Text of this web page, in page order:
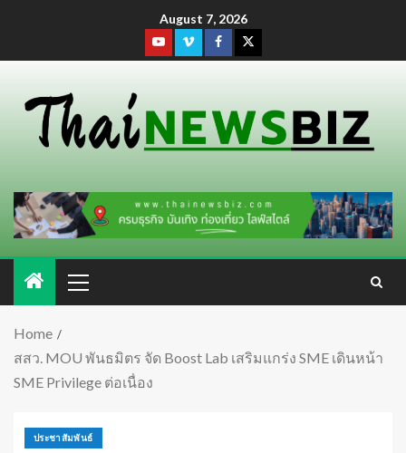
August 7, 2026
Home
สสว. MOU พันธมิตร จัด Boost Lab เสริมแกร่ง SME เดินหน้า
SME Privilege ต่อเนื่อง
ประชาสัมพันธ์